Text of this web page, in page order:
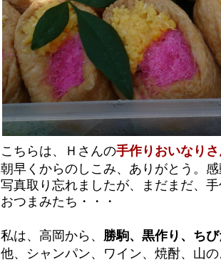
こちらは、Ｈさんの手作りおいなり
朝早くからのしこみ、ありがとう。
写真取り忘れましたが、まだまだ、
おつまみたち・・・
私は、高岡から、 勝駒、黒作り、ち
他、シャンパン、ワイン、焼酎、山